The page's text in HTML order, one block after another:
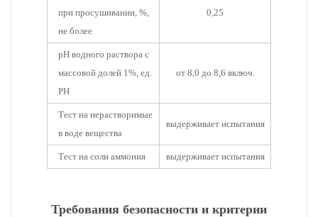
при просушивании, %,
не более
0,25
pH водного раствора с
массовой долей 1%, ед.
PH
от 8,0 до 8,6 включ.
Тест на нерастворимые
в воде вещества
выдерживает испытания
Тест на соли аммония выдерживает испытания
Требования безопасности и критерии